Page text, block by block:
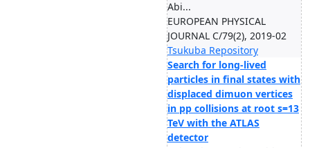
Abi...
EUROPEAN PHYSICAL
JOURNAL C/79(2), 2019-02
Tsukuba Repository
Search for long-lived
particles in final states with
displaced dimuon vertices
in pp collisions at root s=13
TeV with the ATLAS
detector